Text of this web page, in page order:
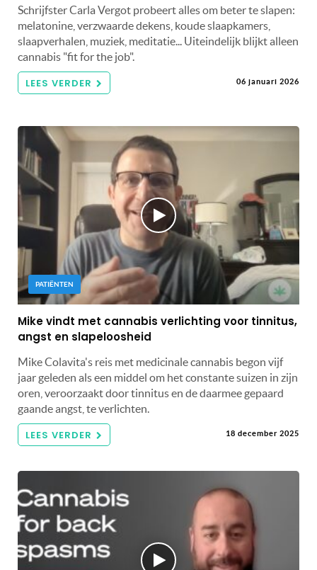
Schrijfster Carla Vergot probeert alles om beter te slapen:
melatonine, verzwaarde dekens, koude slaapkamers,
slaapverhalen, muziek, meditatie... Uiteindelijk blijkt alleen
cannabis "fit for the job".
LEES VERDER 06 januari 2026
PATIËNTEN
Mike vindt met cannabis verlichting voor tinnitus,
angst en slapeloosheid
Mike Colavita's reis met medicinale cannabis begon vijf
jaar geleden als een middel om het constante suizen in zijn
oren, veroorzaakt door tinnitus en de daarmee gepaard
gaande angst, te verlichten.
LEES VERDER 18 december 2025